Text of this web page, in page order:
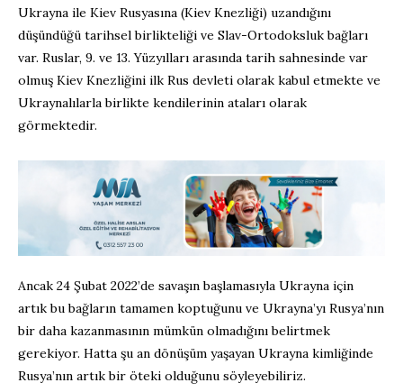
Ukrayna ile Kiev Rusyasına (Kiev Knezliği) uzandığını
düşündüğü tarihsel birlikteliği ve Slav-Ortodoksluk bağları
var. Ruslar, 9. ve 13. Yüzyılları arasında tarih sahnesinde var
olmuş Kiev Knezliğini ilk Rus devleti olarak kabul etmekte ve
Ukraynalılarla birlikte kendilerinin ataları olarak
görmektedir.
Ancak 24 Şubat 2022’de savaşın başlamasıyla Ukrayna için
artık bu bağların tamamen koptuğunu ve Ukrayna’yı Rusya’nın
bir daha kazanmasının mümkün olmadığını belirtmek
gerekiyor. Hatta şu an dönüşüm yaşayan Ukrayna kimliğinde
Rusya’nın artık bir öteki olduğunu söyleyebiliriz.